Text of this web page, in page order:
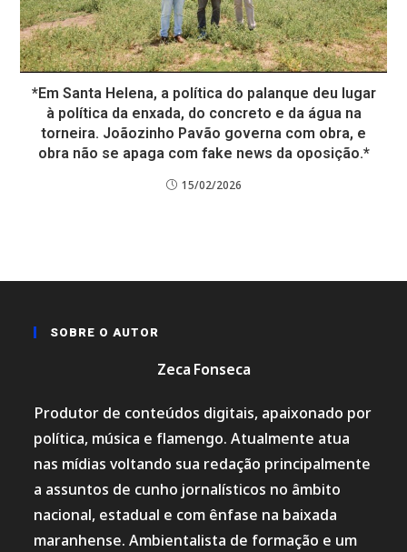
*Em Santa Helena, a política do palanque deu lugar
à política da enxada, do concreto e da água na
torneira. Joãozinho Pavão governa com obra, e
obra não se apaga com fake news da oposição.*
15/02/2026
SOBRE O AUTOR
Zeca Fonseca
Produtor de conteúdos digitais, apaixonado por
política, música e flamengo. Atualmente atua
nas mídias voltando sua redação principalmente
a assuntos de cunho jornalísticos no âmbito
nacional, estadual e com ênfase na baixada
maranhense. Ambientalista de formação e um